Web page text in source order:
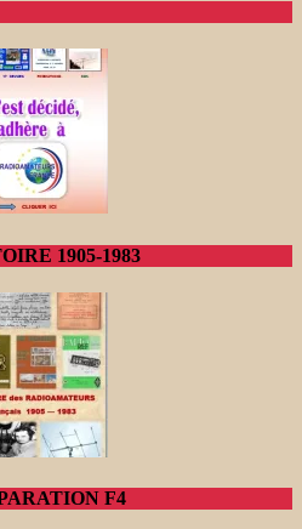
1905-1983
F4